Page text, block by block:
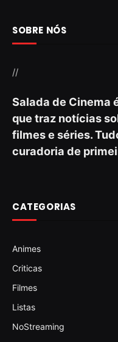
SOBRE NÓS
//
Salada de Cinema
que traz notícias
filmes e séries.
curadoria de
CATEGORIAS
Animes
Criticas
Filmes
Listas
NoStreaming